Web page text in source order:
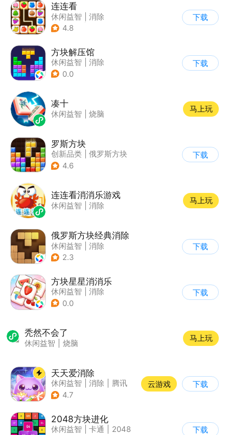
连连看
休闲益智
消除
| 多比特
4.8
下载
方块解压馆
休闲益智
消除
0.0
下载
凑十
休闲益智 烧脑
马上玩
罗斯方块
创新品类
俄罗斯方块
| 脑洞
4.6
下载
连连看消消乐游戏
休闲益智 消除
马上玩
俄罗斯方块经典消除
休闲益智
消除
| 俄罗斯方块
2.3
下载
方块星星消消乐
休闲益智
消除
0.0
下载
秃然不会了
休闲益智 烧脑
马上玩
天天爱消除
休闲益智 消除
腾讯
| 单机
4.7
云游戏 下载
2048方块进化
休闲益智 卡通
2048
下载